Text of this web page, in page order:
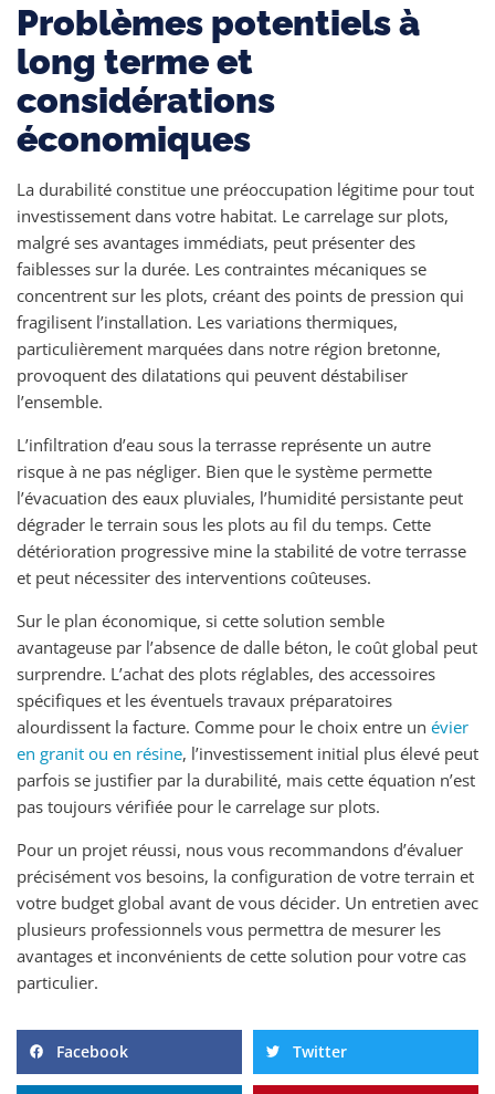
Problèmes potentiels à
long terme et
considérations
économiques
La durabilité constitue une préoccupation légitime pour tout
investissement dans votre habitat. Le carrelage sur plots,
malgré ses avantages immédiats, peut présenter des
faiblesses sur la durée. Les contraintes mécaniques se
concentrent sur les plots, créant des points de pression qui
fragilisent l’installation. Les variations thermiques,
particulièrement marquées dans notre région bretonne,
provoquent des dilatations qui peuvent déstabiliser
l’ensemble.
L’infiltration d’eau sous la terrasse représente un autre
risque à ne pas négliger. Bien que le système permette
l’évacuation des eaux pluviales, l’humidité persistante peut
dégrader le terrain sous les plots au fil du temps. Cette
détérioration progressive mine la stabilité de votre terrasse
et peut nécessiter des interventions coûteuses.
Sur le plan économique, si cette solution semble
avantageuse par l’absence de dalle béton, le coût global peut
surprendre. L’achat des plots réglables, des accessoires
spécifiques et les éventuels travaux préparatoires
alourdissent la facture. Comme pour le choix entre un évier
en granit ou en résine, l’investissement initial plus élevé peut
parfois se justifier par la durabilité, mais cette équation n’est
pas toujours vérifiée pour le carrelage sur plots.
Pour un projet réussi, nous vous recommandons d’évaluer
précisément vos besoins, la configuration de votre terrain et
votre budget global avant de vous décider. Un entretien avec
plusieurs professionnels vous permettra de mesurer les
avantages et inconvénients de cette solution pour votre cas
particulier.
Facebook Twitter